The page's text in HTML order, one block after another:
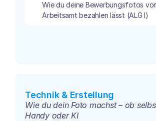
Wie du deine Bewerbungsfotos
Arbeitsamt bezahlen lässt (ALG I)
Technik & Erstellung
Wie du dein Foto machst – ob
Handy oder KI